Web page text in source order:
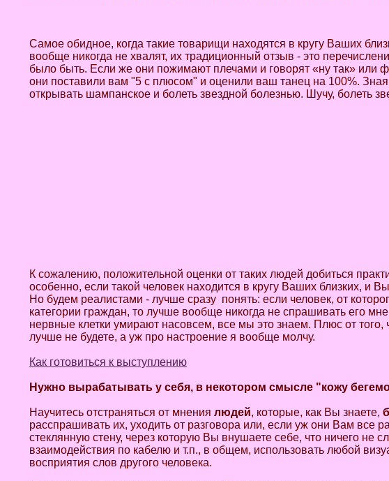
Самое обидное, когда такие товарищи находятся в кругу Ваших
вообще никогда не хвалят, их традиционный отзыв - это
было быть. Если же они пожимают плечами и говорят «ну так» или
они поставили вам "5 с плюсом" и оценили ваш танец на 100%.
открывать шампанское и болеть звездной болезнью. Шучу, болеть
К сожалению, положительной оценки от таких людей добиться
особенно, если такой человек находится в кругу Ваших близких, и
Но будем реалистами - лучше сразу понять: если человек, от
категории граждан, то лучше вообще никогда не спрашивать его
нервные клетки умирают насовсем, все мы это знаем. Плюс от
лучше не будете, а уж про настроение я вообще молчу.
Как готовиться к выступлению
Нужно вырабатывать у себя, в некотором смысле "кожу
Научитесь отстраняться от мнения людей, которые, как Вы знаете,
расспрашивать их, уходить от разговора или, если уж они Вам все
стеклянную стену, через которую Вы внушаете себе, что ничего не
взаимодействия по кабелю и т.п., в общем, использовать любой
восприятия слов другого человека.